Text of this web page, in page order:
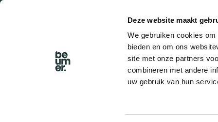
Deze website maakt
We gebruiken cookies
bieden en om ons
site met onze partners
combineren met andere
uw gebruik van hun